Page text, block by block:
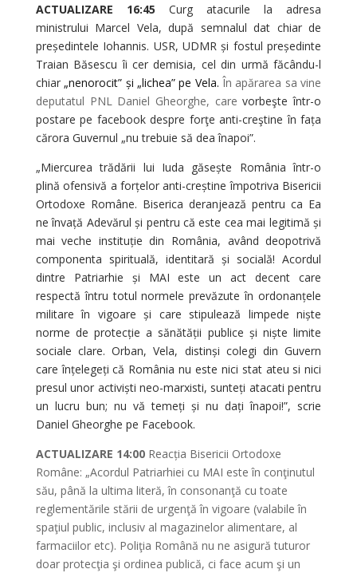
ACTUALIZARE 16:45 Curg atacurile la adresa
ministrului Marcel Vela, după semnalul dat chiar de
președintele Iohannis. USR, UDMR și fostul președinte
Traian Băsescu îi cer demisia, cel din urmă făcându-l
chiar „nenorocit” și „lichea” pe Vela. În apărarea sa vine
deputatul PNL Daniel Gheorghe, carevorbeşte într-o
postare pe facebook despre forţe anti-creştine în fața
cărora Guvernul „nu trebuie să dea înapoi”.
„Miercurea trădării lui Iuda găsește România într-o
plină ofensivă a forțelor anti-creștine împotriva Bisericii
Ortodoxe Române. Biserica deranjează pentru ca Ea
ne învață Adevărul și pentru că este cea mai legitimă și
mai veche instituție din România, având deopotrivă
componenta spirituală, identitară și socială! Acordul
dintre Patriarhie și MAI este un act decent care
respectă întru totul normele prevăzute în ordonanțele
militare în vigoare și care stipulează limpede niște
norme de protecție a sănătății publice și niște limite
sociale clare. Orban, Vela, distinși colegi din Guvern
care înțelegeți că România nu este nici stat ateu si nici
presul unor activiști neo-marxisti, sunteți atacati pentru
un lucru bun; nu vă temeți și nu dați înapoi!”, scrie
Daniel Gheorghe pe Facebook.
ACTUALIZARE 14:00Reacția Bisericii Ortodoxe
Române: „Acordul Patriarhiei cu MAI este în conţinutul
său, până la ultima literă, în consonanţă cu toate
reglementările stării de urgenţă în vigoare (valabile în
spaţiul public, inclusiv al magazinelor alimentare, al
farmaciilor etc). Poliţia Română nu ne asigură tuturor
doar protecţia şi ordinea publică, ci face acum şi un